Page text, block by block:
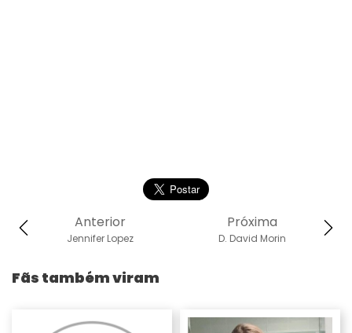
Próxima
D. David Morin
Anterior
Jennifer Lopez
Fãs também viram